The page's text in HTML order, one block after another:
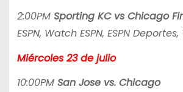
2:00PM Sporting KC vs Chicago
ESPN, Watch ESPN, ESPN Deportes,
Miércoles 23 de julio
10:00PM San Jose vs. Chicago